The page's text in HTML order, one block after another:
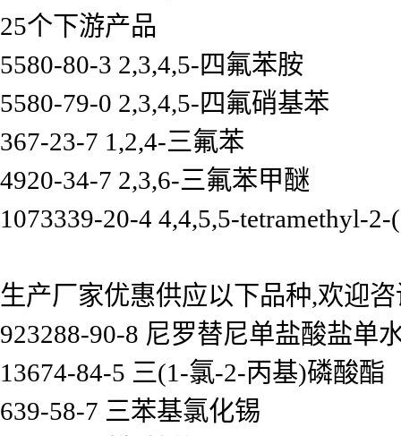
25个下游产品
5580-80-3 2,3,4,5-四氟苯胺
5580-79-0 2,3,4,5-四氟硝基苯
367-23-7 1,2,4-三氟苯
4920-34-7 2,3,6-三氟苯甲醚
1073339-20-4 4,4,5,5-tetramethyl-
生产厂家优惠供应以下品种,欢迎
923288-90-8 尼罗替尼单盐酸盐单
13674-84-5 三(1-氯-2-丙基)磷酸酯
639-58-7 三苯基氯化锡